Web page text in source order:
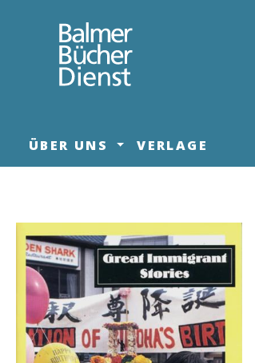
Zur Hauptnavigation springen
ÜBER UNS VERLAGE
Bildergalerie überspringen